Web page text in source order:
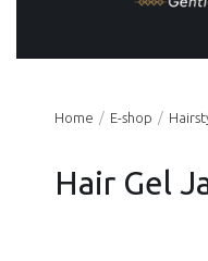
Home Ε-shop
Hair Gel